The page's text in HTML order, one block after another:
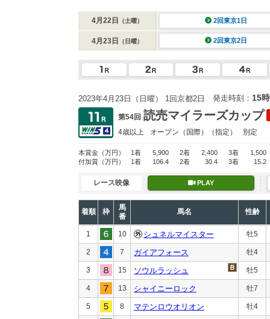
4月22日 （土曜） 2回東京1日
4月23日 （日曜） 2回東京2日
2023年4月23日（日曜） 1回京都2日 発走時刻： 15
第54回 読売マイラーズカップ
4歳以上 オープン （国際）（指定） 別定
本賞金 （万円） 1着 5,900 2着 2,400 3着
1,500
付加賞 （万円） 1着 106.4 2着 30.4 3着 15.2
レース映像 PLAY
着順 枠
馬
番
馬名 性齢
1 10 シュネルマイスター 牡5
2 7 ガイアフォース 牡4
3 15 ソウルラッシュ 牡5
4 13 シャイニーロック 牡7
5 8 マテンロウオリオン 牡4